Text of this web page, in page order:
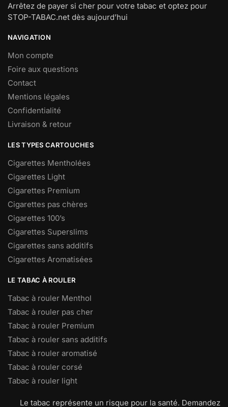
Arrêtez de payer si cher pour votre tabac et optez pour
STOP-TABAC.net dès aujourd’hui
NAVIGATION
Mon compte
Foire aux questions
Contact
Mentions légales
Confidentialité
Livraison & retour
LES TYPES CARTOUCHES
Cigarettes Mentholées
Cigarettes Light
Cigarettes Premium
Cigarettes pas chères
Cigarettes 100’s
Cigarettes Superslims
Cigarettes sans additifs
Cigarettes Aromatisées
LE TABAC À ROULER
Tabac à rouler Menthol
Tabac à rouler pas cher
Tabac à rouler Premium
Tabac à rouler sans additifs
Tabac à rouler aromatisé
Tabac à rouler corsé
Tabac à rouler light
Le tabac représente un risque pour la santé. Demandez